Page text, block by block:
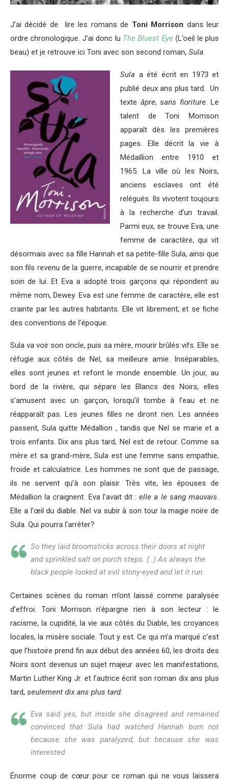
J’ai décidé de lire les romans de Toni Morrison dans leur
ordre chronologique. J’ai donc lu The Bluest Eye (L’oeil le plus
beau) et je retrouve ici Toni avec son second roman, Sula.
Sula a été écrit en 1973 et
publié deux ans plus tard. Un
texte âpre, sans fioriture. Le
talent de Toni Morrison
apparaît dès les premières
pages. Elle décrit la vie à
Médaillion entre 1910 et
1965. La ville où les Noirs,
anciens esclaves ont été
relégués. Ils vivotent toujours
à la recherche d’un travail.
Parmi eux, se trouve Eva, une
femme de caractère, qui vit
désormais avec sa fille Hannah et sa petite-fille Sula, ainsi que
son fils revenu de la guerre, incapable de se nourrir et prendre
soin de lui. Et Eva a adopté trois garçons qui répondent au
même nom, Dewey. Eva est une femme de caractère, elle est
crainte par les autres habitants. Elle vit librement, et se fiche
des conventions de l’époque.
Sula va voir son oncle, puis sa mère, mourir brûlés vifs. Elle se
réfugie aux côtés de Nel, sa meilleure amie. Inséparables,
elles sont jeunes et refont le monde ensemble. Un jour, au
bord de la rivière, qui sépare les Blancs des Noirs, elles
s’amusent avec un garçon, lorsqu’il tombe à l’eau et ne
réapparaît pas. Les jeunes filles ne diront rien. Les années
passent, Sula quitte Médallion , tandis que Nel se marie et a
trois enfants. Dix ans plus tard, Nel est de retour. Comme sa
mère et sa grand-mère, Sula est une femme sans empathie,
froide et calculatrice. Les hommes ne sont que de passage,
ils ne servent qu’à son plaisir. Très vite, les épouses de
Médallion la craignent. Eva l’avait dit :elle a le sang mauvais.
Elle a l’œil du diable. Nel va subir à son tour la magie noire de
Sula. Qui pourra l’arrêter?
So they laid broomsticks across their doors at night
and sprinkled salt on porch steps. (..) As always the
black people looked at evil stony-eyed and let it run.
Certaines scènes du roman m’ont laissé comme paralysée
d’effroi. Toni Morrison n’épargne rien à son lecteur : le
racisme, la cupidité, la vie aux côtés du Diable, les croyances
locales, la misère sociale. Tout y est. Ce qui m’a marqué c’est
que l’histoire prend fin aux début des années 60, les droits des
Noirs sont devenus un sujet majeur avec les manifestations,
Martin Luther King Jr. et l’autrice écrit son roman dix ans plus
tard, seulement dix ans plus tard.
Eva said yes, but inside she disagreed and remained
convinced that Sula had watched Hannah burn not
because she was paralyzed, but because she was
interested.
Énorme coup de cœur pour ce roman qui ne vous laissera